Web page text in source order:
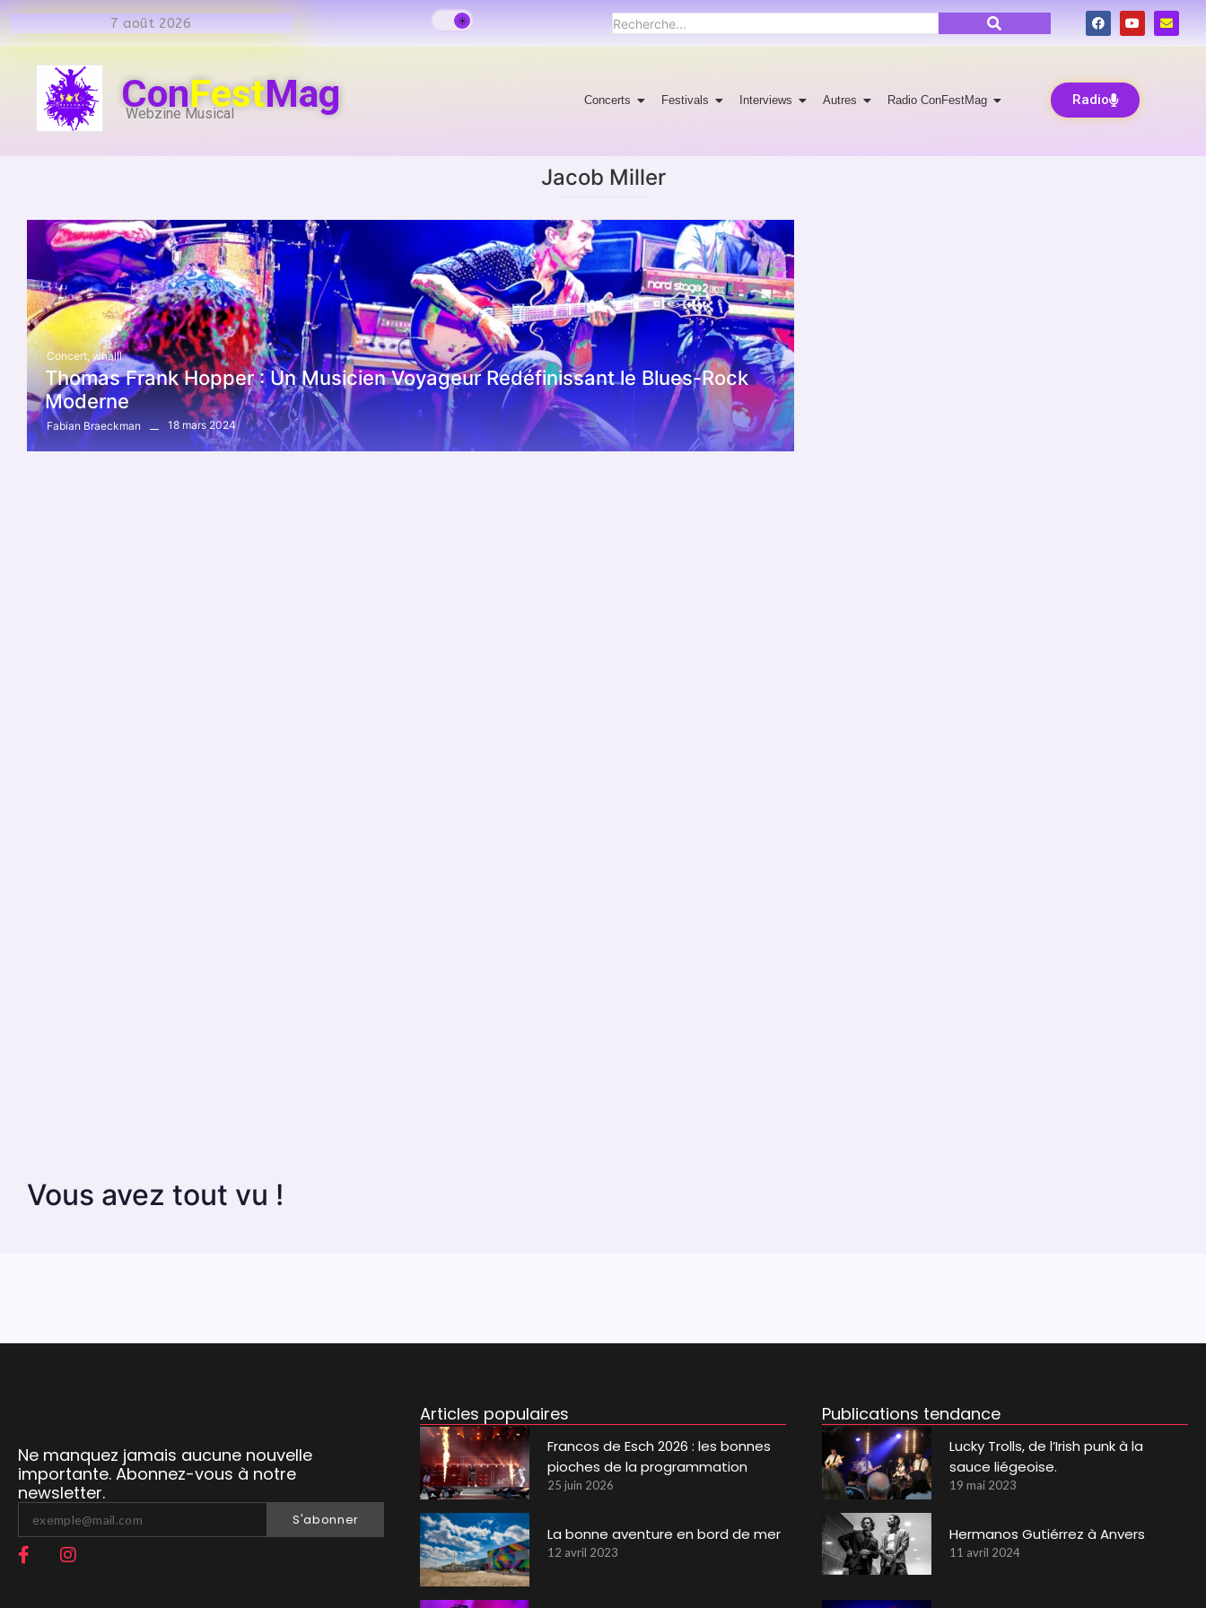
7 août 2026
ConFestMag
Webzine Musical
Concerts Festivals Interviews Autres Radio ConFestMag Radio
Jacob Miller
Concert, whalll
Thomas Frank Hopper : Un Musicien Voyageur Redéfinissant le Blues-Rock
Moderne
Fabian Braeckman 18 mars 2024
Vous avez tout vu !
Ne manquez jamais aucune nouvelle
importante. Abonnez-vous à notre
newsletter.
S'abonner
Articles populaires
Francos de Esch 2026 : les bonnes
pioches de la programmation
25 juin 2026
La bonne aventure en bord de mer
12 avril 2023
Publications tendance
Lucky Trolls, de l’Irish punk à la
sauce liégeoise.
19 mai 2023
Hermanos Gutiérrez à Anvers
11 avril 2024